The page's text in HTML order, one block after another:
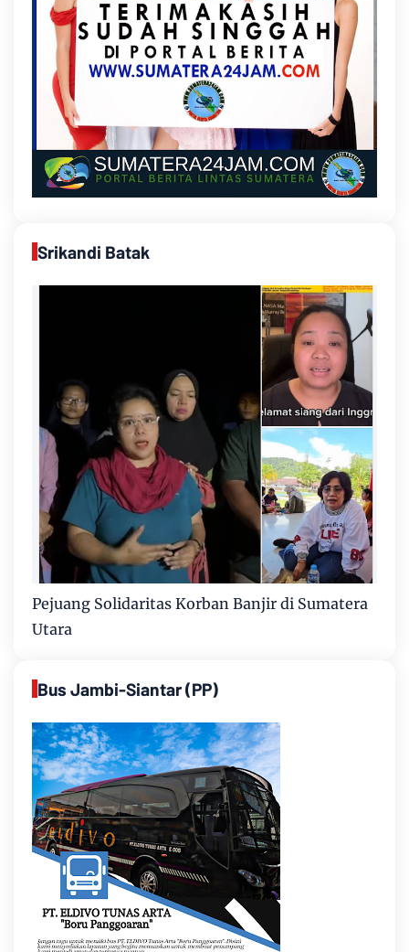
Srikandi Batak
Pejuang Solidaritas Korban Banjir di Sumatera
Utara
Bus Jambi-Siantar (PP)